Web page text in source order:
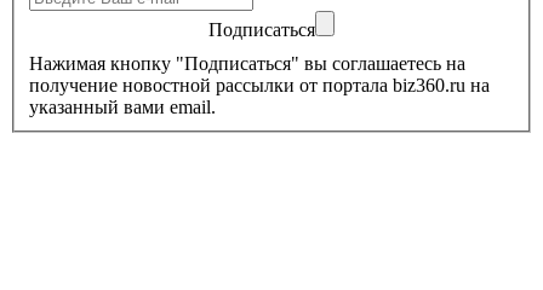
Подписаться
Нажимая кнопку "Подписаться" вы соглашаетесь на
получение новостной рассылки от портала biz360.ru на
указанный вами email.